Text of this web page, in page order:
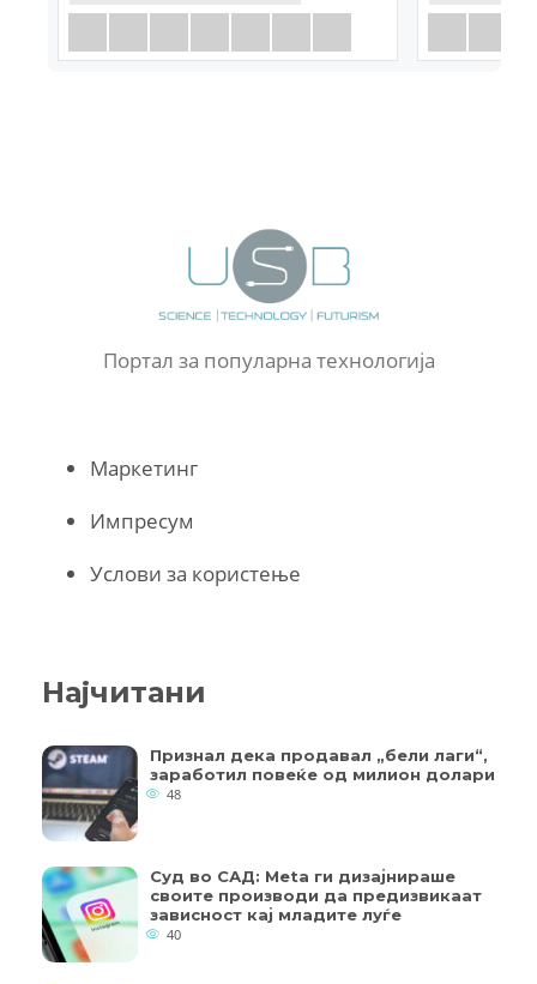
Портал за популарна технологија
Маркетинг
Импресум
Услови за користење
Најчитани
Признал дека продавал „бели лаги“,
заработил повеќе од милион долари
48
Суд во САД: Meta ги дизајнираше
своите производи да предизвикаат
зависност кај младите луѓе
40